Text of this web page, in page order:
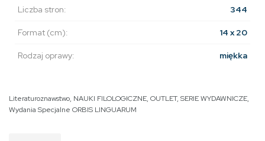
Liczba stron: 344
Format (cm): 14 x 20
Rodzaj oprawy: miękka
Literaturoznawstwo, NAUKI FILOLOGICZNE, OUTLET, SERIE WYDAWNICZE,
Wydania Specjalne ORBIS LINGUARUM